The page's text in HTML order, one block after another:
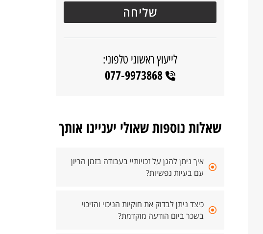
לייעוץ ראשוני טלפוני:
077-9973868
שאלות נוספות שאולי יעניינו אותך
איך ניתן להגן על זכויותיי בעבודה בזמן הריון
עם בעיות נפשיות?
כיצד ניתן לבדוק את חוקיות הניכוי והזיכוי
בשכר ביום הודעה מוקדמת?